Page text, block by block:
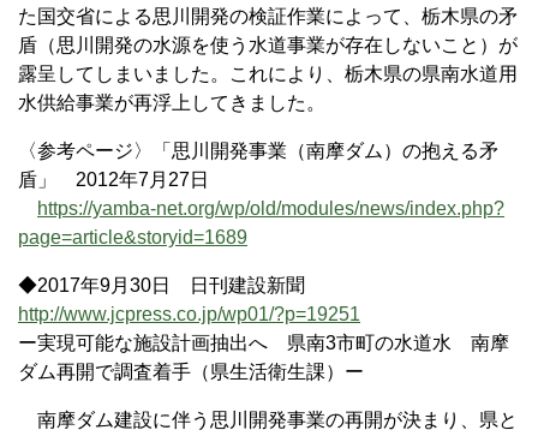
た国交省による思川開発の検証作業によって、栃木県の矛
盾（思川開発の水源を使う水道事業が存在しないこと）が
露呈してしまいました。これにより、栃木県の県南水道用
水供給事業が再浮上してきました。
〈参考ページ〉「思川開発事業（南摩ダム）の抱える矛
盾」 2012年7月27日
https://yamba-net.org/wp/old/modules/news/index.php?
page=article&storyid=1689
◆2017年9月30日 日刊建設新聞
http://www.jcpress.co.jp/wp01/?p=19251
ー実現可能な施設計画抽出へ 県南3市町の水道水 南摩
ダム再開で調査着手（県生活衛生課）ー
南摩ダム建設に伴う思川開発事業の再開が決まり、県と